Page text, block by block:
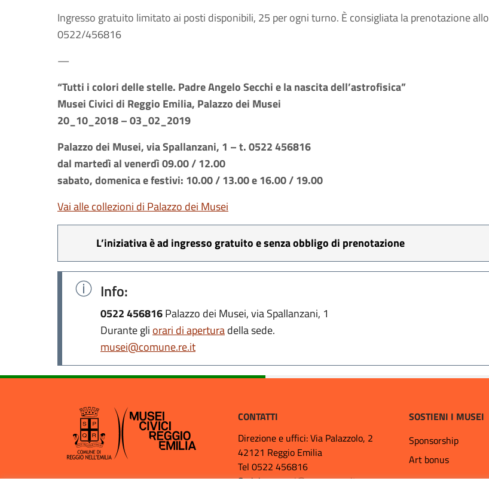
Ingresso gratuito limitato ai posti disponibili, 25 per ogni turno. È consigliata la prenotazione allo
0522/456816
—
“Tutti i colori delle stelle. Padre Angelo Secchi e la nascita dell’astrofisica”
Musei Civici di Reggio Emilia, Palazzo dei Musei
20_10_2018 – 03_02_2019
Palazzo dei Musei, via Spallanzani, 1 – t. 0522 456816
dal martedì al venerdì 09.00 / 12.00
sabato, domenica e festivi: 10.00 / 13.00 e 16.00 / 19.00
Vai alle collezioni di Palazzo dei Musei
L’iniziativa è ad ingresso gratuito e senza obbligo di prenotazione
Info:
0522 456816Palazzo dei Musei, via Spallanzani, 1
Durante gli orari di aperturadella sede.
musei@comune.re.it
CONTATTI
Direzione e uffici: Via Palazzolo, 2
42121 Reggio Emilia
Tel 0522 456816
SOSTIENI I MUSEI
Sponsorship
Art bonus